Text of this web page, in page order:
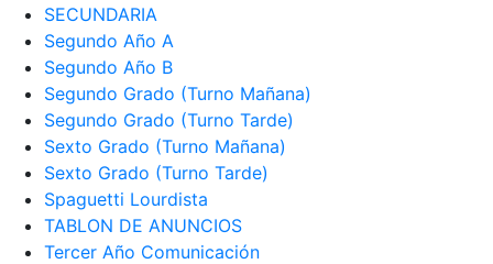
SECUNDARIA
Segundo Año A
Segundo Año B
Segundo Grado (Turno Mañana)
Segundo Grado (Turno Tarde)
Sexto Grado (Turno Mañana)
Sexto Grado (Turno Tarde)
Spaguetti Lourdista
TABLON DE ANUNCIOS
Tercer Año Comunicación